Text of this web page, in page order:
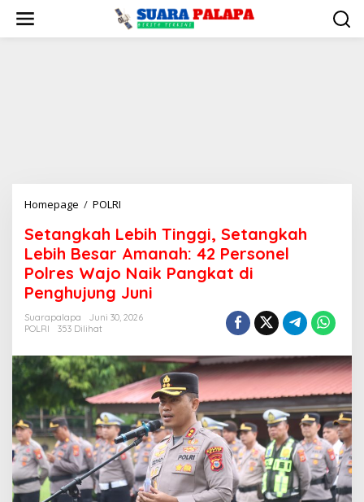
konten
Homepage / POLRI
Tinggi,
Setangkah
Lebih
Besar
Amanah:
42
Wajo
Naik
Pangkat
di
Penghujung
Juni
Setangkah Lebih Tinggi, Setangkah
Lebih Besar Amanah: 42 Personel
Polres Wajo Naik Pangkat di
Penghujung Juni
Suarapalapa
Juni 30, 2026
POLRI
353 Dilihat